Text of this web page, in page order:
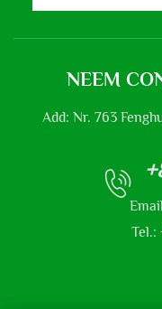
NEEM
Add: Nr. 763
Tel.: